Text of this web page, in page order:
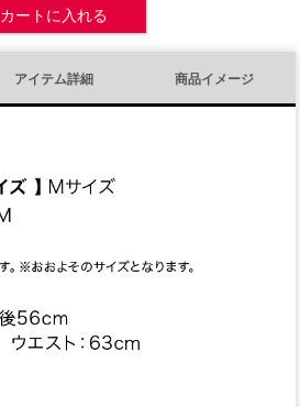
カートに入れる
アイテム詳細 商品イメージ